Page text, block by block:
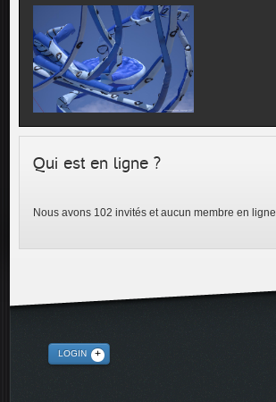
Qui est en ligne ?
Nous avons 102 invités et aucun membre en ligne
LOGIN